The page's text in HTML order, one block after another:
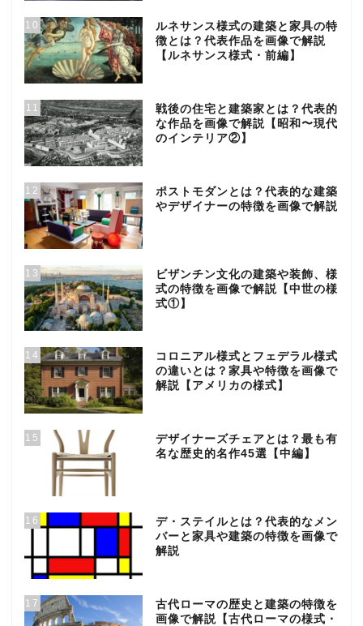
10
ルネサンス様式の建築と家具の特
徴とは？代表作品を画像で解説
【ルネサンス様式・前編】
11
戦後の住宅と建築家とは？代表的
な作品を画像で解説【昭和〜現代
のインテリア②】
12
ポストモダンとは？代表的な建築
やデザイナーの特徴を画像で解説
13
ビザンチン文化の建築や装飾、様
式の特徴を画像で解説【中世の様
式①】
14
コロニアル様式とフェデラル様式
の違いとは？家具や特徴を画像で
解説【アメリカの様式】
15
デザイナーズチェアとは？最も有
名な歴史的名作45選【中編】
16
デ・ステイルとは？代表的なメン
バーと家具や建築の特徴を画像で
解説
17
古代ローマの歴史と建築の特徴を
画像で解説【古代ローマの様式・